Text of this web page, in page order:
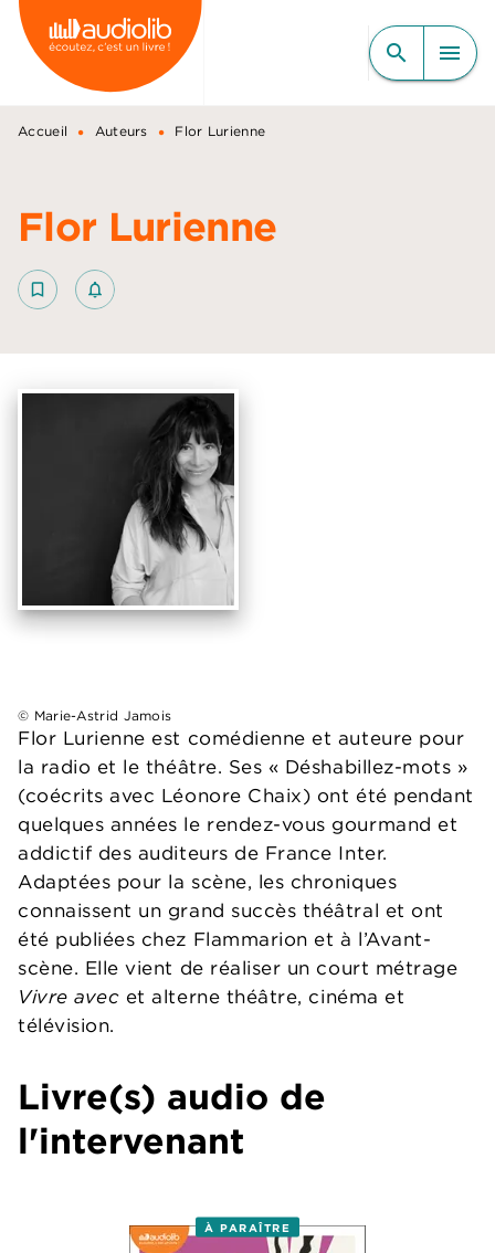
MENU RECHERCHE
CONTENU
PIED DE PAGE
search menu
Accueil • Auteurs • Flor Lurienne
Flor Lurienne
bookmark_border notifications_none_outlined
Flor Lurienne est comédienne et auteure pour
la radio et le théâtre. Ses « Déshabillez-mots »
(coécrits avec Léonore Chaix) ont été pendant
quelques années le rendez-vous gourmand et
addictif des auditeurs de France Inter.
Adaptées pour la scène, les chroniques
connaissent un grand succès théâtral et ont
été publiées chez Flammarion et à l’Avant-
scène. Elle vient de réaliser un court métrage
Vivre avec et alterne théâtre, cinéma et
télévision.
© Marie-Astrid Jamois
Livre(s) audio de
l'intervenant
À PARAÎTRE